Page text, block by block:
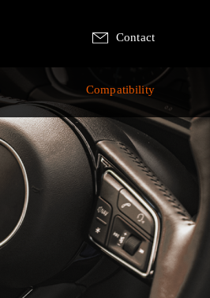
Contact
Compatibility